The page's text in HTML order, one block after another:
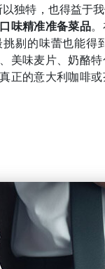
独特，也得益于
味精准准备菜品
剔的味蕾也能得
美味麦片、奶酪
正的意大利咖啡